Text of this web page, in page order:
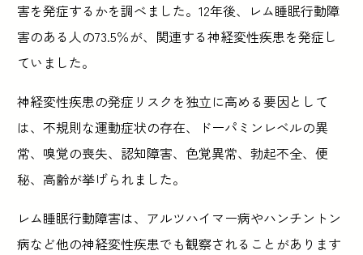
害を発症するかを調べました。12年後、レム睡眠行動障
害のある人の73.5％が、関連する神経変性疾患を発症し
ていました。
神経変性疾患の発症リスクを独立に高める要因として
は、不規則な運動症状の存在、ドーパミンレベルの異
常、嗅覚の喪失、認知障害、色覚異常、勃起不全、便
秘、高齢が挙げられました。
レム睡眠行動障害は、アルツハイマー病やハンチントン
病など他の神経変性疾患でも観察されることがあります